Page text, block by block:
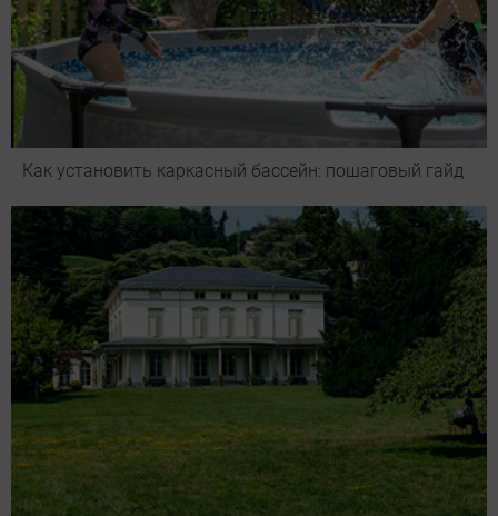
Как установить каркасный бассейн: пошаговый гайд